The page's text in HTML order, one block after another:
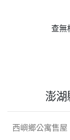
查無
澎湖
西嶼鄉公寓售屋